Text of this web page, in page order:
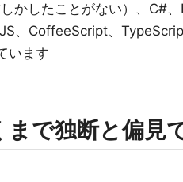
かしたことがない）、C#、
、CoffeeScript、
います
で独断と偏見で